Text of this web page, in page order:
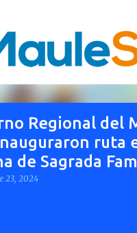
Ir al contenido
Regional del
ruta
de Sagrada
23, 2024